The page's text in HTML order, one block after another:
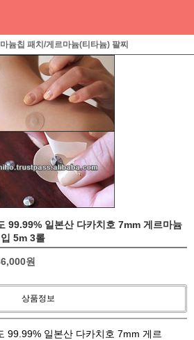
늄칩 패치/게르마늄(티타늄) 팔찌
99.99% 일본산 다카치호 7mm 게르마늄
5m 3롤
원
상품정보
99.99% 일본산 다카치호 7mm 게르